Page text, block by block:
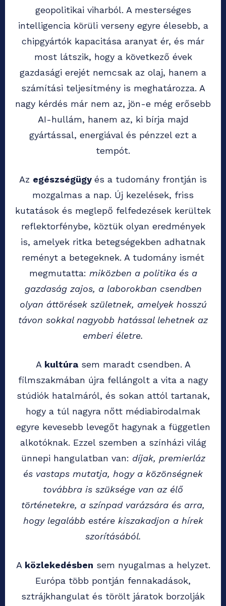
geopolitikai viharból. A mesterséges
intelligencia körüli verseny egyre élesebb, a
chipgyártók kapacitása aranyat ér, és már
most látszik, hogy a következő évek
gazdasági erejét nemcsak az olaj, hanem a
számítási teljesítmény is meghatározza. A
nagy kérdés már nem az, jön-e még erősebb
AI-hullám, hanem az, ki bírja majd
gyártással, energiával és pénzzel ezt a
tempót.
Az egészségügy és a tudomány frontján is
mozgalmas a nap. Új kezelések, friss
kutatások és meglepő felfedezések kerültek
reflektorfénybe, köztük olyan eredmények
is, amelyek ritka betegségekben adhatnak
reményt a betegeknek. A tudomány ismét
megmutatta: miközben a politika és a
gazdaság zajos, a laborokban csendben
olyan áttörések születnek, amelyek hosszú
távon sokkal nagyobb hatással lehetnek az
emberi életre.
A kultúrasem maradt csendben. A
filmszakmában újra fellángolt a vita a nagy
stúdiók hatalmáról, és sokan attól tartanak,
hogy a túl nagyra nőtt médiabirodalmak
egyre kevesebb levegőt hagynak a független
alkotóknak. Ezzel szemben a színházi világ
ünnepi hangulatban van: díjak, premierláz
és vastaps mutatja, hogy a közönségnek
továbbra is szüksége van az élő
történetekre, a színpad varázsára és arra,
hogy legalább estére kiszakadjon a hírek
szorításából.
Aközlekedésben sem nyugalmas a helyzet.
Európa több pontján fennakadások,
sztrájkhangulat és törölt járatok borzolják